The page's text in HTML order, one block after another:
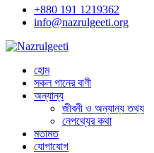
+880 191 1219362
info@nazrulgeeti.org
হোম
সকল গানের বাণী
অন্যান্য
জীবনী ও অন্যান্য তথ্য
নেপথ্যের কথা
মতামত
যোগাযোগ